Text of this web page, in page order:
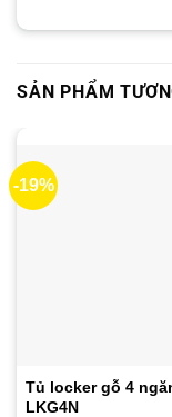
SẢN PHẨM
-19%
Tủ locker gỗ 4
LKG4N